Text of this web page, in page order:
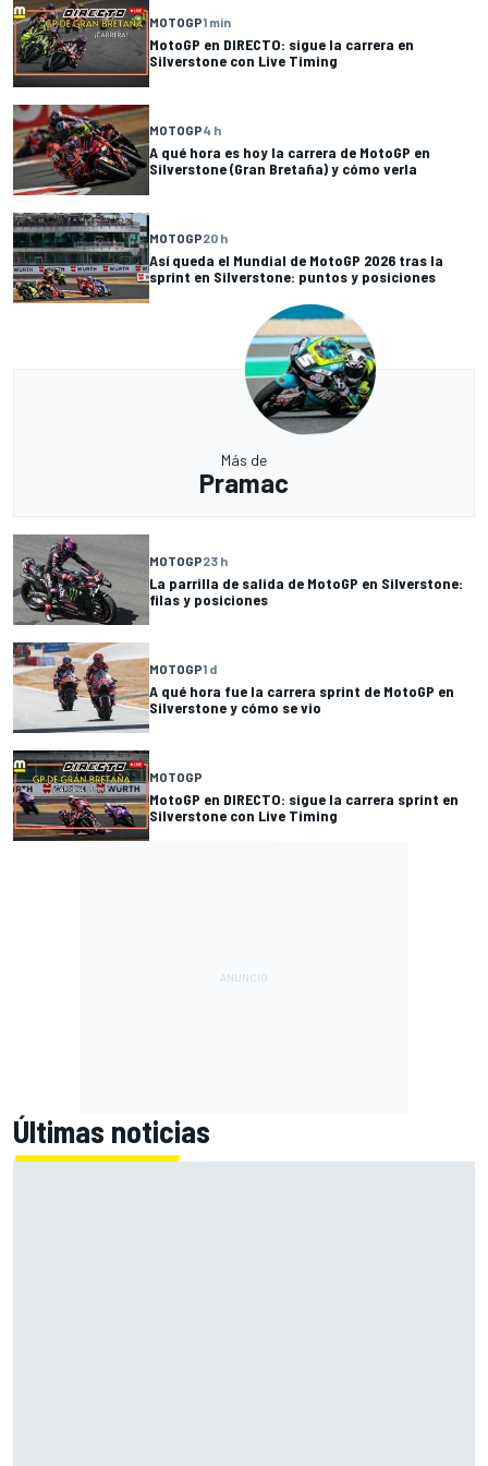
MOTOGP1 min
MotoGP en DIRECTO: sigue la carrera en
Silverstone con Live Timing
MOTOGP4 h
A qué hora es hoy la carrera de MotoGP en
Silverstone (Gran Bretaña) y cómo verla
MOTOGP20 h
Así queda el Mundial de MotoGP 2026 tras la
sprint en Silverstone: puntos y posiciones
Más de
Pramac
MOTOGP23 h
La parrilla de salida de MotoGP en Silverstone:
filas y posiciones
MOTOGP1 d
A qué hora fue la carrera sprint de MotoGP en
Silverstone y cómo se vio
MOTOGP
MotoGP en DIRECTO: sigue la carrera sprint en
Silverstone con Live Timing
Últimas noticias